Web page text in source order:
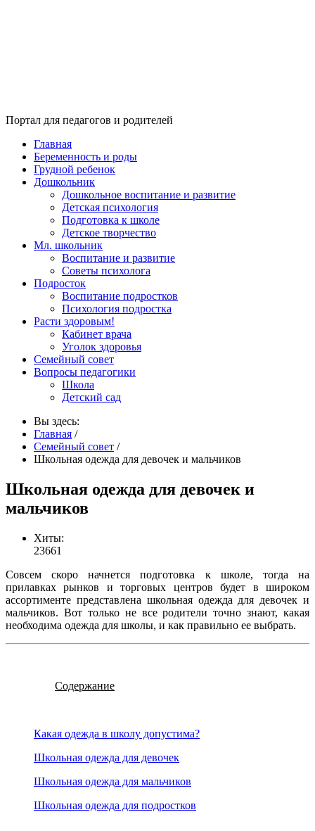
Портал для педагогов и родителей
Главная
Беременность и роды
Грудной ребенок
Дошкольник
Дошкольное воспитание и развитие
Детская психология
Подготовка к школе
Детское творчество
Мл. школьник
Воспитание и развитие
Советы психолога
Подросток
Воспитание подростков
Психология подростка
Расти здоровым!
Кабинет врача
Уголок здоровья
Семейный совет
Вопросы педагогики
Школа
Детский сад
Вы здесь:
Главная /
Семейный совет /
Школьная одежда для девочек и мальчиков
Школьная одежда для девочек и
мальчиков
Хиты:
23661
Совсем скоро начнется подготовка к школе, тогда на
прилавках рынков и торговых центров будет в широком
ассортименте представлена школьная одежда для девочек и
мальчиков. Вот только не все родители точно знают, какая
необходима одежда для школы, и как правильно ее выбрать.
Содержание
Какая одежда в школу допустима?
Школьная одежда для девочек
Школьная одежда для мальчиков
Школьная одежда для подростков